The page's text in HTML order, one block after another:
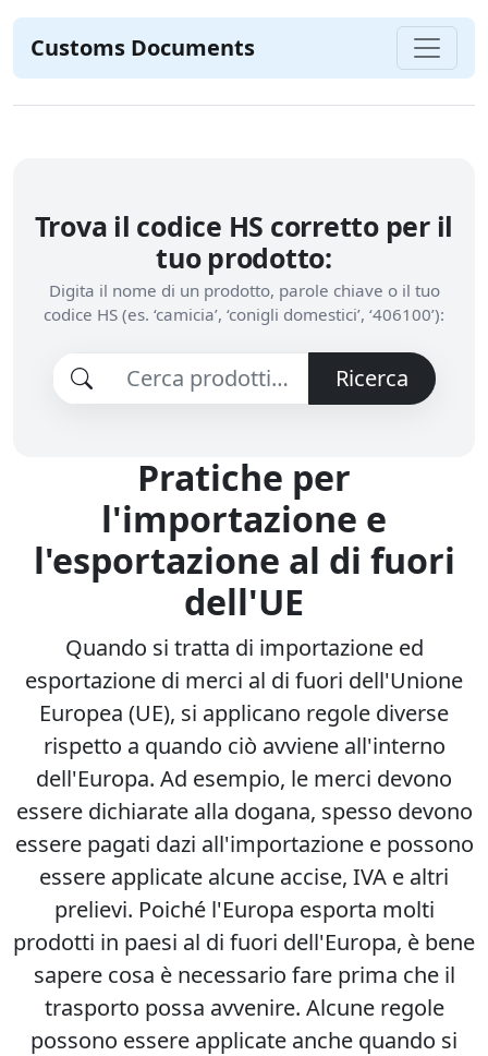
Customs Documents
Trova il codice HS corretto per il
tuo prodotto:
Digita il nome di un prodotto, parole chiave o il tuo
codice HS (es. ‘camicia’, ‘conigli domestici’, ‘406100’):
Ricerca
Pratiche per
l'importazione e
l'esportazione al di fuori
dell'UE
Quando si tratta di importazione ed
esportazione di merci al di fuori dell'Unione
Europea (UE), si applicano regole diverse
rispetto a quando ciò avviene all'interno
dell'Europa. Ad esempio, le merci devono
essere dichiarate alla dogana, spesso devono
essere pagati dazi all'importazione e possono
essere applicate alcune accise, IVA e altri
prelievi. Poiché l'Europa esporta molti
prodotti in paesi al di fuori dell'Europa, è bene
sapere cosa è necessario fare prima che il
trasporto possa avvenire. Alcune regole
possono essere applicate anche quando si